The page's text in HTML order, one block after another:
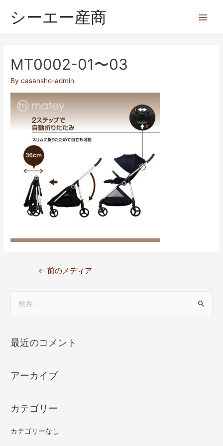
シーエー産商
MT0002-01〜03
Bycasansho-admin
← 前のメディア
最近のコメント
アーカイブ
カテゴリー
カテゴリーなし